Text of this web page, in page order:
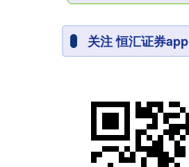
关注 恒汇证券app